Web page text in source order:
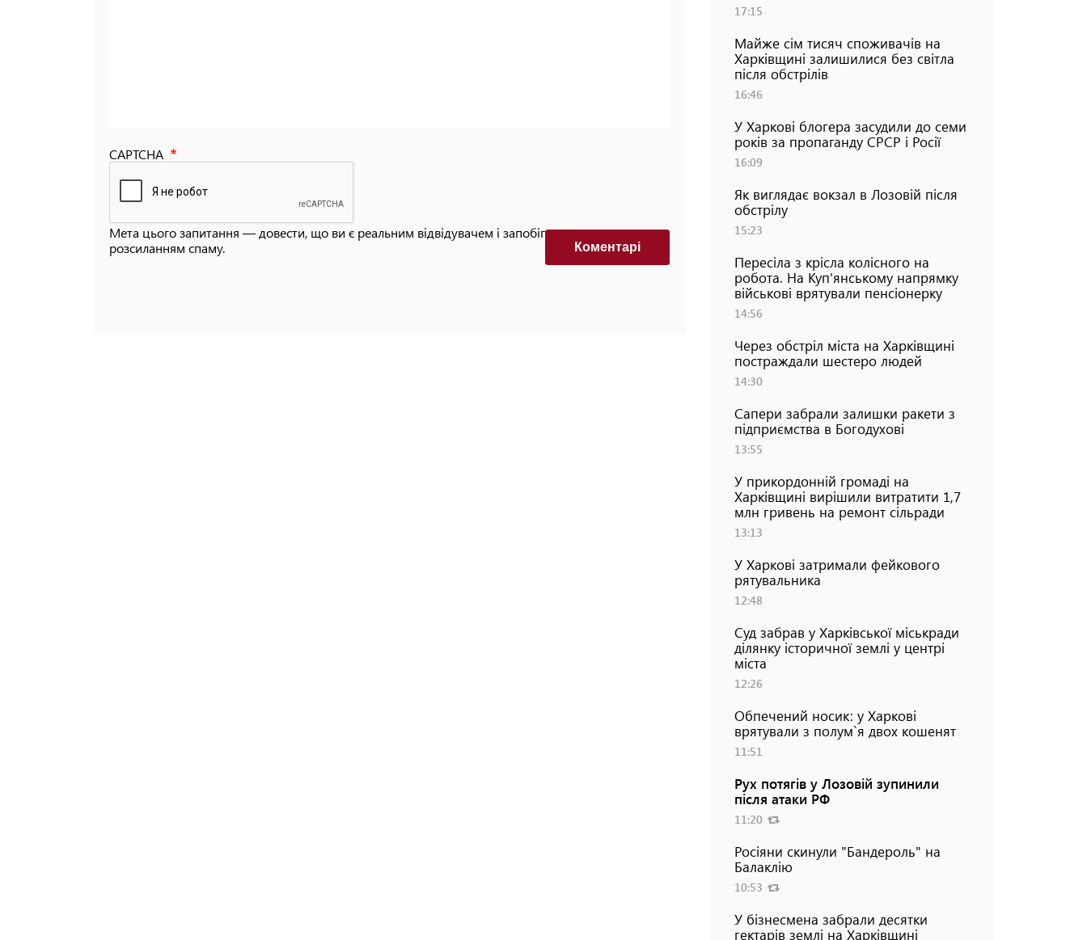
CAPTCHA
Мета цього запитання — довести, що ви є реальним відвідувачем і запобігти автоматизованим
розсиланням спаму.
Коментарi
17:15
Майже сім тисяч споживачів на
Харківщині залишилися без світла
після обстрілів
16:46
У Харкові блогера засудили до семи
років за пропаганду СРСР і Росії
16:09
Як виглядає вокзал в Лозовій після
обстрілу
15:23
Пересіла з крісла колісного на
робота. На Куп'янському напрямку
військові врятували пенсіонерку
14:56
Через обстріл міста на Харківщині
постраждали шестеро людей
14:30
Сапери забрали залишки ракети з
підприємства в Богодухові
13:55
У прикордонній громаді на
Харківщині вирішили витратити 1,7
млн гривень на ремонт сільради
13:13
У Харкові затримали фейкового
рятувальника
12:48
Суд забрав у Харківської міськради
ділянку історичної землі у центрі
міста
12:26
Обпечений носик: у Харкові
врятували з полум`я двох кошенят
11:51
Рух потягів у Лозовій зупинили
після атаки РФ
11:20
Росіяни скинули "Бандероль" на
Балаклію
10:53
У бізнесмена забрали десятки
гектарів землі на Харківщині